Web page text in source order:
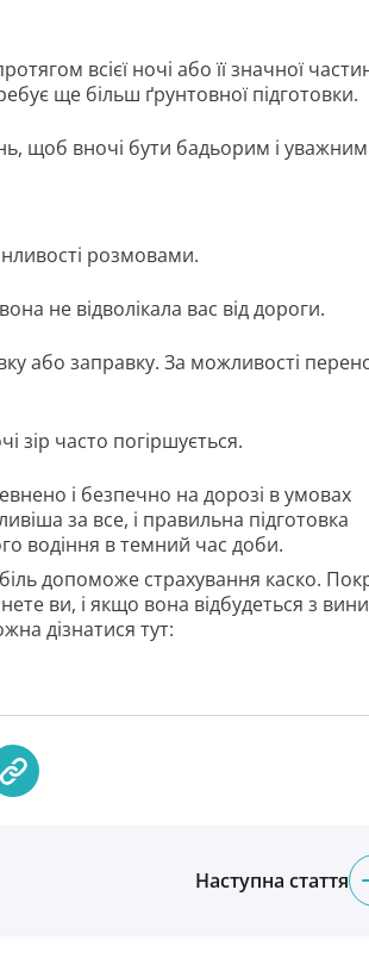
всієї ночі або її значної
ще більш ґрунтовної підготовки.
щоб вночі бути бадьорим і
розмовами.
не відволікала вас від дороги.
або заправку. За можливості
зір часто погіршується.
і безпечно на дорозі в умовах
за все, і правильна підготовка
водіння в темний час доби.
допоможе страхування каско.
ви, і якщо вона відбудеться з вини
дізнатися тут:
Наступна стаття